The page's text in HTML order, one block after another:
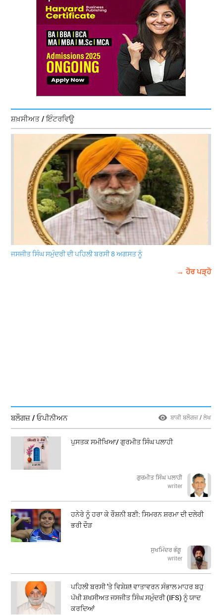
ਸ਼ਖ਼ਸੀਅਤ / ਇੰਟਰਵਿਊ
ਜਸਜੀਤ ਸਿੰਘ ਸਮੁੰਦਰੀ ਦੀ ਪਹਿਲੀ ਬਰਸੀ 8 ਅਗਸਤ ਨੂੰ
→ ਹੋਰ ਪੜ੍ਹੋ
ਬਲੌਗਜ਼ / ਓਪੀਨੀਅਨ ਬਾਕੀ ਬਲੌਗਜ਼ / ਲੇਖ
ਪੁਸਤਕ ਸਮੀਖਿਆ/ ਗੁਰਮੀਤ ਸਿੰਘ ਪਲਾਹੀ
ਗੁਰਮੀਤ ਸਿੰਘ ਪਲਾਹੀ
writer
ਹਨੇਰੇ ਨੂੰ ਹਰਾ ਕੇ ਰੌਸ਼ਨੀ ਬਣੀ: ਸਿਮਰਨ ਸ਼ਰਮਾ ਦੀ ਦਲੇਰੀ
ਭਰੀ ਦੌੜ
ਸੁਖਮਿੰਦਰ ਭੰਗੂ
writer
ਪਹਿਲੀ ਬਰਸੀ 'ਤੇ ਵਿਸ਼ੇਸ਼! ਵਾਤਾਵਰਨ ਸੰਭਾਲ ਮਾਹਰ ਬਹੁ
ਪੱਖੀ ਸ਼ਖਸੀਅਤ ਜਸਜੀਤ ਸਿੰਘ ਸਮੁੰਦਰੀ (IFS) ਨੂੰ ਯਾਦ
ਕਰਦਿਆਂ